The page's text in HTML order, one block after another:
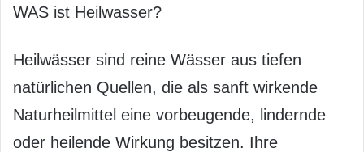
WAS ist Heilwasser?
Heilwässer sind reine Wässer aus tiefen
natürlichen Quellen, die als sanft wirkende
Naturheilmittel eine vorbeugende, lindernde
oder heilende Wirkung besitzen. Ihre